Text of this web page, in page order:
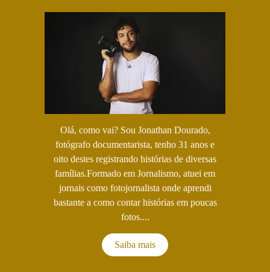
Olá, como vai? Sou Jonathan Dourado,
fotógrafo documentarista, tenho 31 anos e
oito destes registrando histórias de diversas
famílias.Formado em Jornalismo, atuei em
jornais como fotojornalista onde aprendi
bastante a como contar histórias em poucas
fotos....
Saiba mais